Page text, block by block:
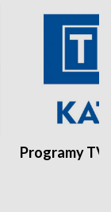
Programy